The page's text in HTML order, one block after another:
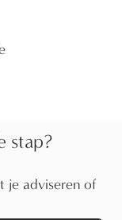
stap?
je adviseren of